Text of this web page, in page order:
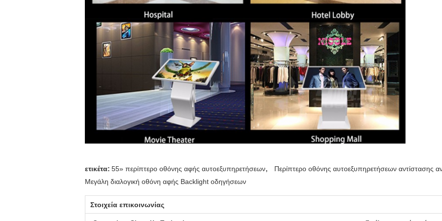
ετικέτα: 55» περίπτερο οθόνης αφής αυτοεξυπηρετήσεων, Περίπτερο οθόνης αυτοεξυπηρετήσεων αντίστασης
Μεγάλη διαλογική οθόνη αφής Backlight οδηγήσεων
Στοιχεία επικοινωνίας